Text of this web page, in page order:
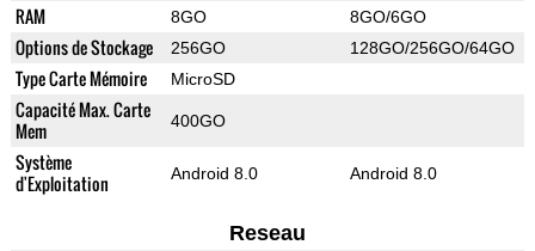
RAM 8GO 8GO/6GO
Options de Stockage 256GO 128GO/256GO/64GO
Type Carte Mémoire MicroSD
Capacité Max. Carte
Mem
400GO
Système
d'Exploitation
Android 8.0 Android 8.0
Reseau